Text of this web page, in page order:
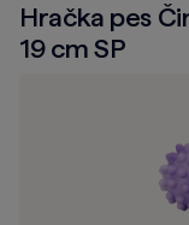
zde:
Hračka pes
19 cm SP